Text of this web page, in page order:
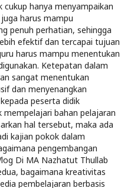
hanya menyampaikan
harus mampu
penuh perhatian, sehingga
efektif dan tercapai tujuan
harus mampu menentukan
Ketepatan dalam
sangat menentukan
dan menyenangkan
peserta didik
bahan pelajaran
hal tersebut, maka ada
kajian pokok dalam
pengembangan
Di MA Nazhatut Thullab
bagaimana kreativitas
pembelajaran berbasis